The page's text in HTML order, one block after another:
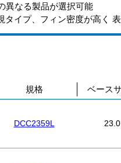
異なる製品が選択可能
タイプ、フィン密度が高く
規格 ベース
DCC2359L